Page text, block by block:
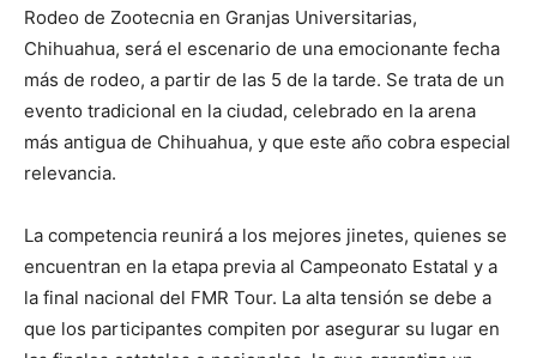
Rodeo de Zootecnia en Granjas Universitarias,
Chihuahua, será el escenario de una emocionante fecha
más de rodeo, a partir de las 5 de la tarde. Se trata de un
evento tradicional en la ciudad, celebrado en la arena
más antigua de Chihuahua, y que este año cobra especial
relevancia.
La competencia reunirá a los mejores jinetes, quienes se
encuentran en la etapa previa al Campeonato Estatal y a
la final nacional del FMR Tour. La alta tensión se debe a
que los participantes compiten por asegurar su lugar en